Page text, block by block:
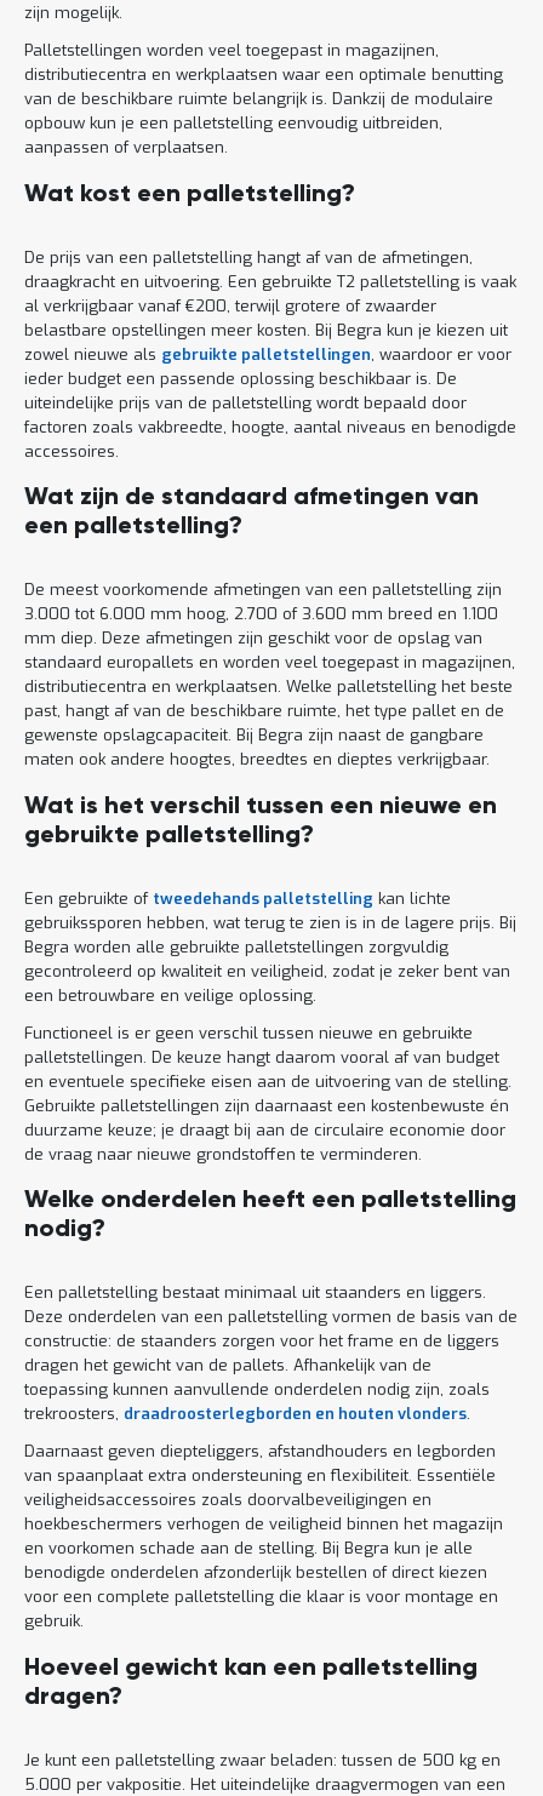
zijn mogelijk.
Palletstellingen worden veel toegepast in magazijnen,
distributiecentra en werkplaatsen waar een optimale benutting
van de beschikbare ruimte belangrijk is. Dankzij de modulaire
opbouw kun je een palletstelling eenvoudig uitbreiden,
aanpassen of verplaatsen.
Wat kost een palletstelling?
De prijs van een palletstelling hangt af van de afmetingen,
draagkracht en uitvoering. Een gebruikte T2 palletstelling is vaak
al verkrijgbaar vanaf €200, terwijl grotere of zwaarder
belastbare opstellingen meer kosten. Bij Begra kun je kiezen uit
zowel nieuwe als gebruikte palletstellingen, waardoor er voor
ieder budget een passende oplossing beschikbaar is. De
uiteindelijke prijs van de palletstelling wordt bepaald door
factoren zoals vakbreedte, hoogte, aantal niveaus en benodigde
accessoires.
Wat zijn de standaard afmetingen van
een palletstelling?
De meest voorkomende afmetingen van een palletstelling zijn
3.000 tot 6.000 mm hoog, 2.700 of 3.600 mm breed en 1.100
mm diep. Deze afmetingen zijn geschikt voor de opslag van
standaard europallets en worden veel toegepast in magazijnen,
distributiecentra en werkplaatsen. Welke palletstelling het beste
past, hangt af van de beschikbare ruimte, het type pallet en de
gewenste opslagcapaciteit. Bij Begra zijn naast de gangbare
maten ook andere hoogtes, breedtes en dieptes verkrijgbaar.
Wat is het verschil tussen een nieuwe en
gebruikte palletstelling?
Een gebruikte of tweedehands palletstelling kan lichte
gebruikssporen hebben, wat terug te zien is in de lagere prijs. Bij
Begra worden alle gebruikte palletstellingen zorgvuldig
gecontroleerd op kwaliteit en veiligheid, zodat je zeker bent van
een betrouwbare en veilige oplossing.
Functioneel is er geen verschil tussen nieuwe en gebruikte
palletstellingen. De keuze hangt daarom vooral af van budget
en eventuele specifieke eisen aan de uitvoering van de stelling.
Gebruikte palletstellingen zijn daarnaast een kostenbewuste én
duurzame keuze; je draagt bij aan de circulaire economie door
de vraag naar nieuwe grondstoffen te verminderen.
Welke onderdelen heeft een palletstelling
nodig?
Een palletstelling bestaat minimaal uit staanders en liggers.
Deze onderdelen van een palletstelling vormen de basis van de
constructie: de staanders zorgen voor het frame en de liggers
dragen het gewicht van de pallets. Afhankelijk van de
toepassing kunnen aanvullende onderdelen nodig zijn, zoals
trekroosters, draadroosterlegborden en houten vlonders.
Daarnaast geven diepteliggers, afstandhouders en legborden
van spaanplaat extra ondersteuning en flexibiliteit. Essentiële
veiligheidsaccessoires zoals doorvalbeveiligingen en
hoekbeschermers verhogen de veiligheid binnen het magazijn
en voorkomen schade aan de stelling. Bij Begra kun je alle
benodigde onderdelen afzonderlijk bestellen of direct kiezen
voor een complete palletstelling die klaar is voor montage en
gebruik.
Hoeveel gewicht kan een palletstelling
dragen?
Je kunt een palletstelling zwaar beladen: tussen de 500 kg en
5.000 per vakpositie. Het uiteindelijke draagvermogen van een